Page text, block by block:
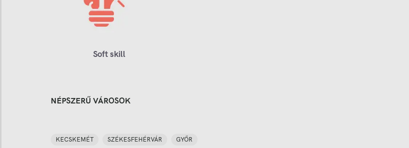
Soft skill
NÉPSZERŰ VÁROSOK
KECSKEMÉT SZÉKESFEHÉRVÁR GYŐR